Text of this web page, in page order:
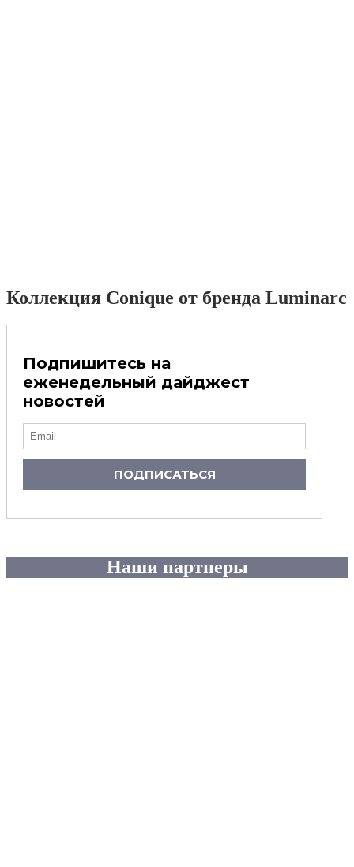
Коллекция Conique от бренда Luminarc
Подпишитесь на
еженедельный дайджест
новостей
ПОДПИСАТЬСЯ
Наши партнеры